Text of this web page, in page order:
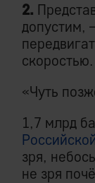
2.
допустим,
скоростью.
«Чуть
1,7 млрд
зря,
не зря